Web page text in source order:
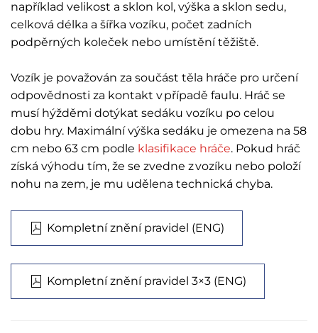
například velikost a sklon kol, výška a sklon sedu,
celková délka a šířka vozíku, počet zadních
podpěrných koleček nebo umístění těžiště.
Vozík je považován za součást těla hráče pro určení
odpovědnosti za kontakt v případě faulu. Hráč se
musí hýžděmi dotýkat sedáku vozíku po celou
dobu hry. Maximální výška sedáku je omezena na 58
cm nebo 63 cm podle klasifikace hráče. Pokud hráč
získá výhodu tím, že se zvedne z vozíku nebo položí
nohu na zem, je mu udělena technická chyba.
Kompletní znění pravidel (ENG)
Kompletní znění pravidel 3×3 (ENG)